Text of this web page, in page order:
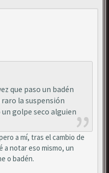
que paso un badén
la suspensión
golpe seco alguien
a mí, tras el cambio de
a notar eso mismo, un
o badén.